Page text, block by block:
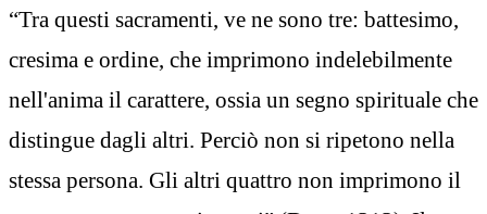
“Tra questi sacramenti, ve ne sono tre: battesimo,
cresima e ordine, che imprimono indelebilmente
nell'anima il carattere, ossia un segno spirituale che
distingue dagli altri. Perciò non si ripetono nella
stessa persona. Gli altri quattro non imprimono il